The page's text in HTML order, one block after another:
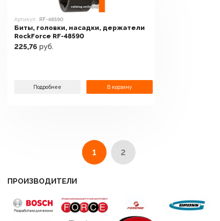
Артикул: RF-48590
Биты, головки, насадки, держатели
RockForce RF-48590
225,76 руб.
Подробнее В корзину
1 2
ПРОИЗВОДИТЕЛИ